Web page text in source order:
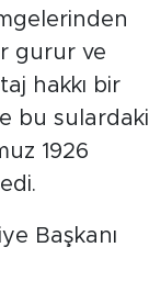
gurur ve
hakkı bir
bu sulardaki
1926
Başkanı